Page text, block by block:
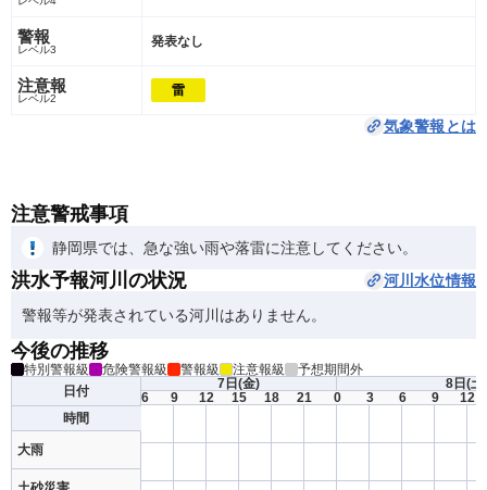
警報
レベル3 発表なし
注意報
レベル2 雷
気象警報とは
注意警戒事項
静岡県では、急な強い雨や落雷に注意してください。
洪水予報河川の状況
河川水位情報
警報等が発表されている河川はありません。
今後の推移
特別警報級 危険警報級 警報級 注意報級
予想期間外
日付
時間
大雨
7日 (金)
6
9 12 15 18 21
8日 (土)
0
3 6 9 12